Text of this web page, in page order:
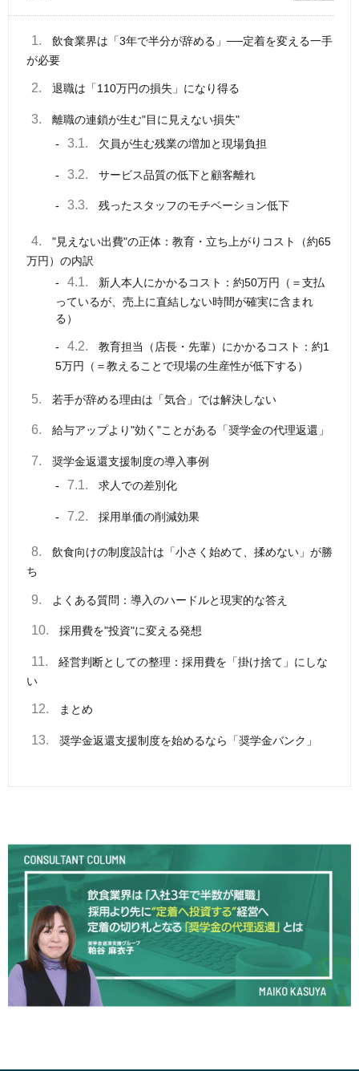
1.
飲食業界は「3年で半分が辞める」──定着を変える一手
が必要
2. 退職は「110万円の損失」になり得る
3. 離職の連鎖が生む"目に見えない損失"
3.1. 欠員が生む残業の増加と現場負担
3.2. サービス品質の低下と顧客離れ
3.3. 残ったスタッフのモチベーション低下
4.
"見えない出費"の正体：教育・立ち上がりコスト（約65
万円）の内訳
4.1.
新人本人にかかるコスト：約50万円（＝支払
っているが、売上に直結しない時間が確実に含まれ
る）
4.2.
教育担当（店長・先輩）にかかるコスト：約1
5万円（＝教えることで現場の生産性が低下する）
5. 若手が辞める理由は「気合」では解決しない
6. 給与アップより"効く"ことがある「奨学金の代理返還」
7. 奨学金返還支援制度の導入事例
7.1. 求人での差別化
7.2. 採用単価の削減効果
8.
飲食向けの制度設計は「小さく始めて、揉めない」が勝
ち
9. よくある質問：導入のハードルと現実的な答え
10. 採用費を"投資"に変える発想
11.
経営判断としての整理：採用費を「掛け捨て」にしな
い
12. まとめ
13. 奨学金返還支援制度を始めるなら「奨学金バンク」